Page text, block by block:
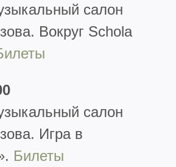
салон
Вокруг Schola
салон
Игра в
Билеты